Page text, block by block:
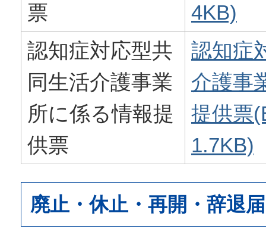
票
4KB)
認知症対応型共
同生活介護事業
所に係る情報提
供票
認知症
介護事
提供票
1.7KB)
廃止・休止・再開・辞退